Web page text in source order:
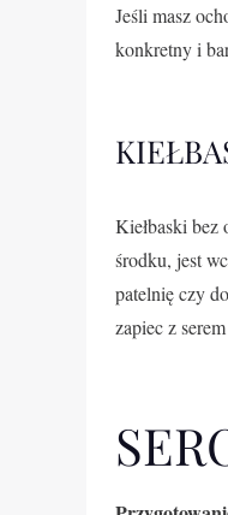
Jeśli masz
konkretny i
Kiełbaski bez
środku, jest
patelnię czy
zapiec z